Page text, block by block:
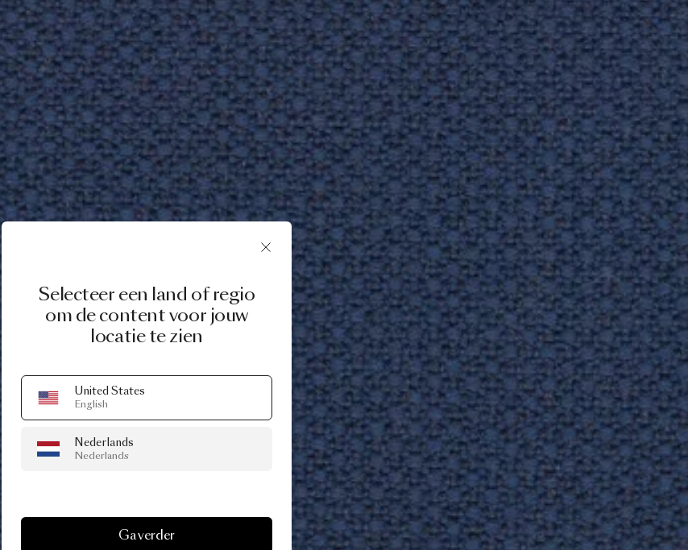
Selecteer een land of regio
om de content voor jouw
locatie te zien
United States
English
Nederlands
Nederlands
Ga verder